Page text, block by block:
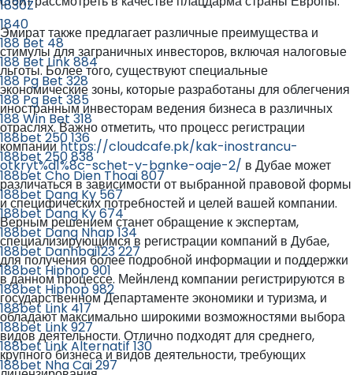
Эмират также предлагает различные преимущества и
стимулы для заграничных инвесторов, включая налоговые
льготы. Более того, существуют специальные
экономические зоны, которые разработаны для облегчения
иностранным инвесторам ведения бизнеса в различных
отраслях. Важно отметить, что процесс регистрации
компанииhttps://cloudcafe.pk/kak-inostrancu-
otkryt%d1%8c-schet-v-banke-oaje-2/ в Дубае может
различаться в зависимости от выбранной правовой формы
и специфических потребностей и целей вашей компании.
Верным решением станет обращение к экспертам,
специализирующимся в регистрации компаний в Дубае,
для получения более подробной информации и поддержки
в данном процессе. Мейнленд компании регистрируются в
государственном Департаменте экономики и туризма, и
обладают максимально широкими возможностями выбора
видов деятельности. Отлично подходят для среднего,
крупного бизнеса и видов деятельности, требующих
1830Z
1840
188 Bet 48
188 Bet Link 884
188 Pg Bet 328
188 Pg Bet 385
188 Win Bet 318
188bet 250 136
188bet 250 838
188bet Cho Dien Thoai 807
188bet Dang Ky 567
188bet Dang Ky 674
188bet Dang Nhap 134
188bet Danhbai123 227
188bet Hiphop 901
188bet Hiphop 982
188bet Link 417
188bet Link 927
188bet Link Alternatif 130
188bet Nha Cai 297